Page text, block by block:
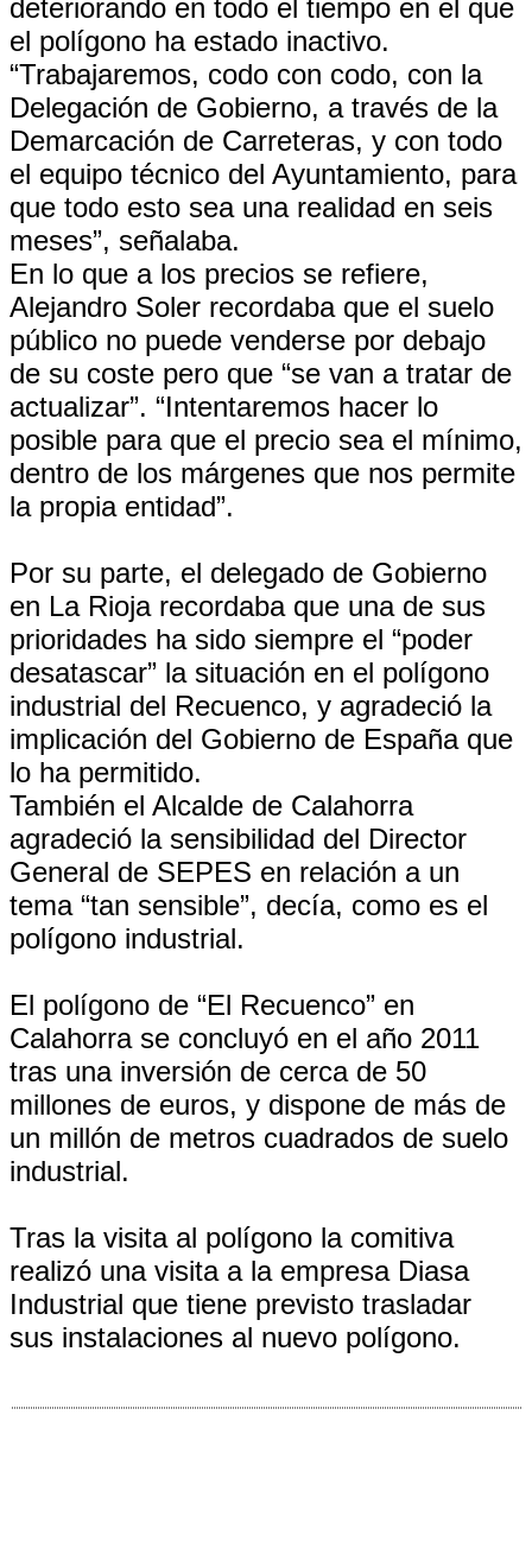
deteriorando en todo el tiempo en el que
el polígono ha estado inactivo.
“Trabajaremos, codo con codo, con la
Delegación de Gobierno, a través de la
Demarcación de Carreteras, y con todo
el equipo técnico del Ayuntamiento, para
que todo esto sea una realidad en seis
meses”, señalaba.
En lo que a los precios se refiere,
Alejandro Soler recordaba que el suelo
público no puede venderse por debajo
de su coste pero que “se van a tratar de
actualizar”. “Intentaremos hacer lo
posible para que el precio sea el mínimo,
dentro de los márgenes que nos permite
la propia entidad”.
Por su parte, el delegado de Gobierno
en La Rioja recordaba que una de sus
prioridades ha sido siempre el “poder
desatascar” la situación en el polígono
industrial del Recuenco, y agradeció la
implicación del Gobierno de España que
lo ha permitido.
También el Alcalde de Calahorra
agradeció la sensibilidad del Director
General de SEPES en relación a un
tema “tan sensible”, decía, como es el
polígono industrial.
El polígono de “El Recuenco” en
Calahorra se concluyó en el año 2011
tras una inversión de cerca de 50
millones de euros, y dispone de más de
un millón de metros cuadrados de suelo
industrial.
Tras la visita al polígono la comitiva
realizó una visita a la empresa Diasa
Industrial que tiene previsto trasladar
sus instalaciones al nuevo polígono.